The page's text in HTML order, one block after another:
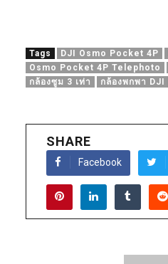
Tags DJI Osmo Pocket 4P
Osmo Pocket 4P Telephoto
กล้องซูม 3 เท่า
กล้องพกพา DJI
SHARE
Facebook